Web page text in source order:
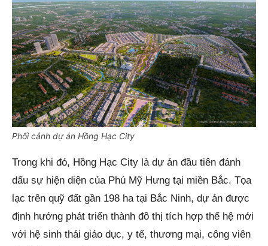
Phối cảnh dự án Hồng Hạc City
Trong khi đó, Hồng Hạc City là dự án đầu tiên đánh
dấu sự hiện diện của Phú Mỹ Hưng tại miền Bắc. Tọa
lạc trên quỹ đất gần 198 ha tại Bắc Ninh, dự án được
định hướng phát triển thành đô thị tích hợp thế hệ mới
với hệ sinh thái giáo dục, y tế, thương mại, công viên